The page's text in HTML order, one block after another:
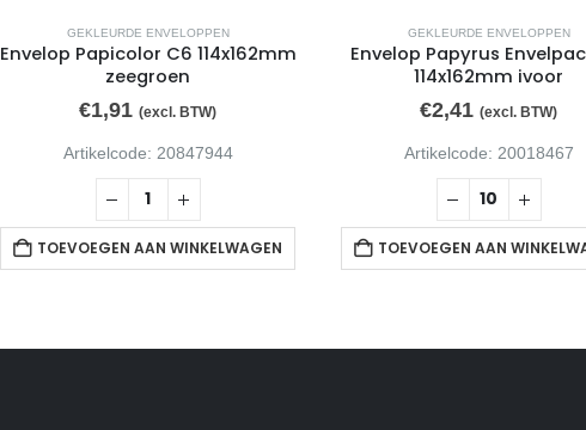
GEKLEURDE ENVELOPPEN
Envelop Papicolor C6 114x162mm
zeegroen
€1,91 (excl. BTW)
Artikelcode: 20847944
TOEVOEGEN AAN WINKELWAGEN
GEKLEURDE ENVELOPPEN
Envelop Papyrus
114x162mm ivoor
€2,41 (excl. BTW)
Artikelcode: 20018467
TOEVOEGEN AAN